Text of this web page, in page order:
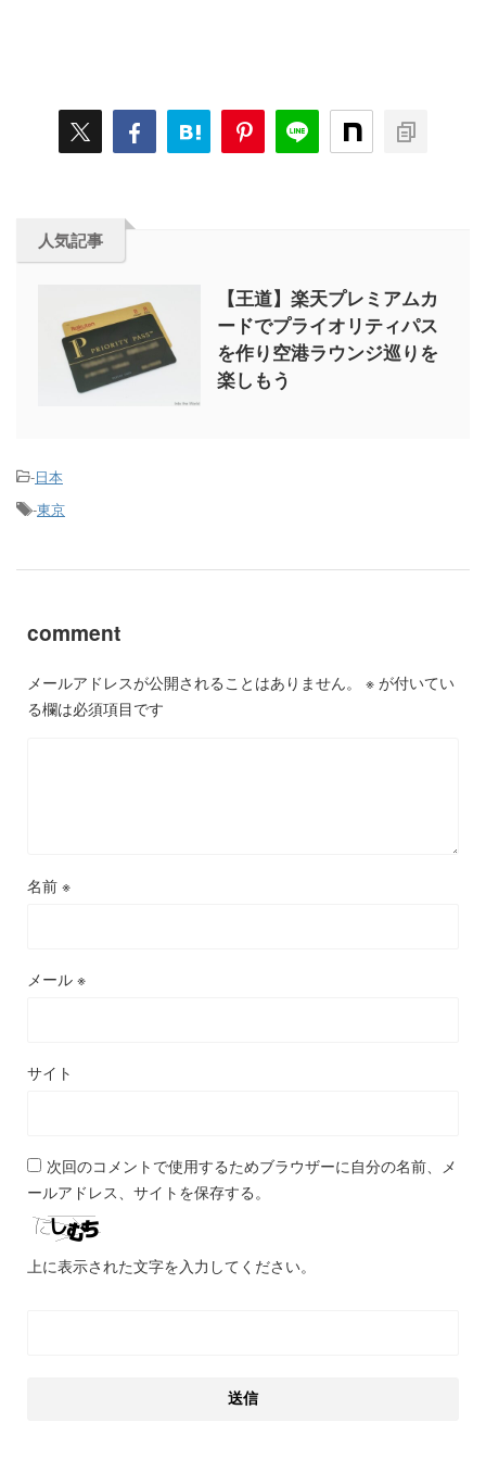
人気記事
【王道】楽天プレミアムカ
ードでプライオリティパス
を作り空港ラウンジ巡りを
楽しもう
-日本
-東京
comment
メールアドレスが公開されることはありません。 ※ が付いてい
る欄は必須項目です
名前 ※
メール ※
サイト
次回のコメントで使用するためブラウザーに自分の名前、メ
ールアドレス、サイトを保存する。
上に表示された文字を入力してください。